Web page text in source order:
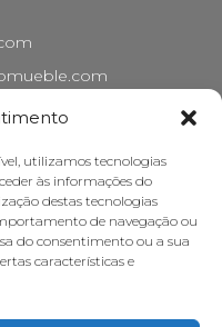
utilizamos tecnologias
às informações do
destas tecnologias
de navegação ou
do consentimento ou a sua
características e
Navarra (31230)